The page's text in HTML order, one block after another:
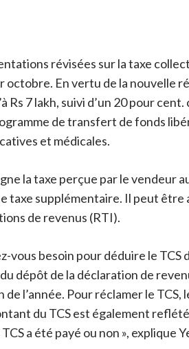
révisées sur la taxe
octobre. En vertu de la nouvelle
Rs 7 lakh, suivi d’un 20 pour
de transfert de fonds
et médicales.
la taxe perçue par le vendeur
taxe supplémentaire. Il peut
de revenus (RTI).
vous besoin pour déduire le
dépôt de la déclaration de
de l’année. Pour réclamer le
du TCS est également
a été payé ou non », explique